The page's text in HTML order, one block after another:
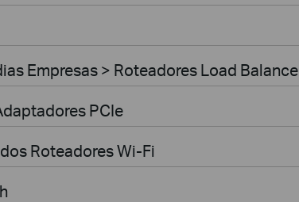
Empresas > Roteadores Load Balance
PCIe
Roteadores Wi-Fi